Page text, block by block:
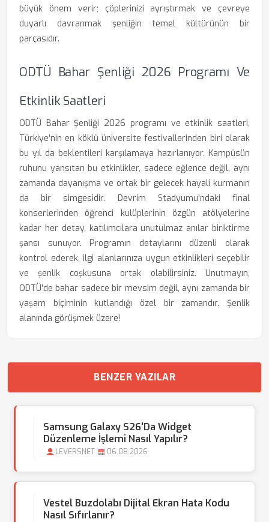
büyük önem verir; çöplerinizi ayrıştırmak ve çevreye
duyarlı davranmak şenliğin temel kültürünün bir
parçasıdır.
ODTÜ Bahar Şenliği 2026 Programı Ve
Etkinlik Saatleri
ODTÜ Bahar Şenliği 2026 programı ve etkinlik saatleri,
Türkiye’nin en köklü üniversite festivallerinden biri olarak
bu yıl da beklentileri karşılamaya hazırlanıyor. Kampüsün
ruhunu yansıtan bu etkinlikler, sadece eğlence değil, aynı
zamanda dayanışma ve ortak bir gelecek hayali kurmanın
da bir simgesidir. Devrim Stadyumu'ndaki final
konserlerinden öğrenci kulüplerinin özgün atölyelerine
kadar her detay, katılımcılara unutulmaz anılar biriktirme
şansı sunuyor. Programın detaylarını düzenli olarak
kontrol ederek, ilgi alanlarınıza uygun etkinlikleri seçebilir
ve şenlik coşkusuna ortak olabilirsiniz. Unutmayın,
ODTÜ'de bahar sadece bir mevsim değil, aynı zamanda bir
yaşam biçiminin kutlandığı özel bir zamandır. Şenlik
alanında görüşmek üzere!
BENZER YAZILAR
Samsung Galaxy S26'da Widget
Düzenleme İşlemi Nasıl Yapılır?
LEVERSNET 06.08.2026
Vestel Buzdolabı Dijital Ekran Hata Kodu
Nasıl Sıfırlanır?